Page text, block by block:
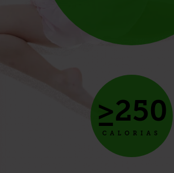
≥250
CALORIAS